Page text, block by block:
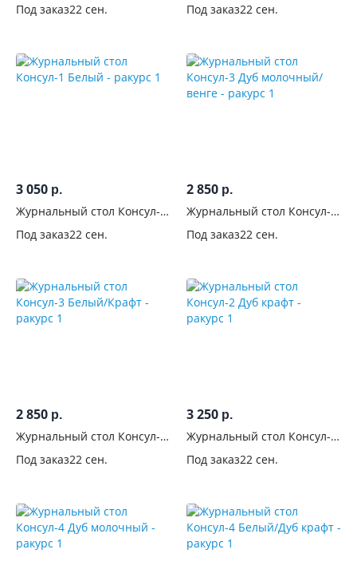
Под заказ22 сен. Под заказ22 сен.
3 050 р.
Журнальный стол Консул-1
Под заказ22 сен.
2 850 р.
Журнальный стол Консул-3
Под заказ22 сен.
2 850 р.
Журнальный стол Консул-3
Под заказ22 сен.
3 250 р.
Журнальный стол Консул-2
Под заказ22 сен.